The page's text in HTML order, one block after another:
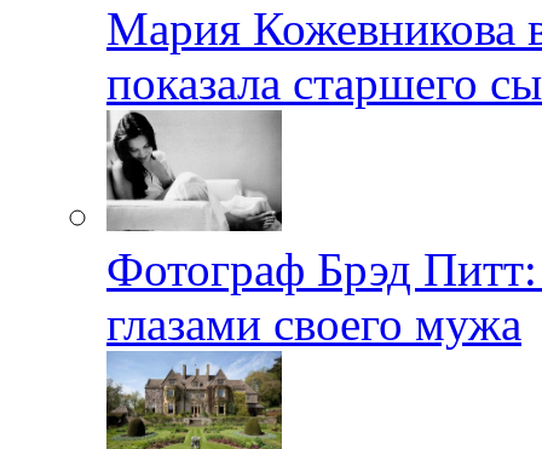
Мария Кожевникова
показала старшего
Фотограф Брэд
глазами своего мужа